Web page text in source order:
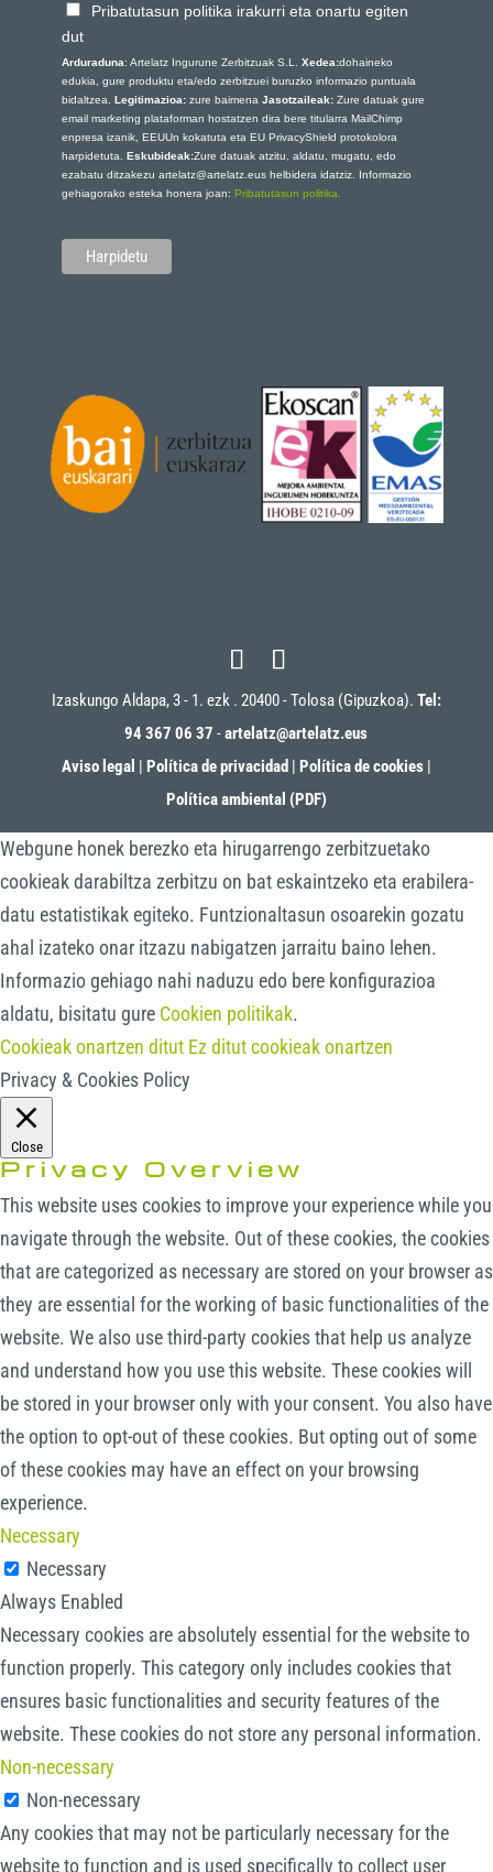
Pribatutasun politika irakurri eta onartu egiten
dut
Arduraduna: Artelatz Ingurune Zerbitzuak S.L. Xedea:dohaineko
edukia, gure produktu eta/edo zerbitzuei buruzko informazio puntuala
bidaltzea. Legitimazioa:zure baimena Jasotzaileak: Zure datuak gure
email marketing plataforman hostatzen dira bere titularra MailChimp
enpresa izanik, EEUUn kokatuta eta EU PrivacyShield protokolora
harpidetuta. Eskubideak:Zure datuak atzitu, aldatu, mugatu, edo
ezabatu ditzakezu artelatz@artelatz.eus helbidera idatziz. Informazio
gehiagorako esteka honera joan: Pribatutasun politika.
Izaskungo Aldapa, 3 - 1. ezk . 20400 - Tolosa (Gipuzkoa). Tel:
94 367 06 37 -artelatz@artelatz.eus
Aviso legal | Política de privacidad | Política de cookies|
Política ambiental (PDF)
Webgune honek berezko eta hirugarrengo zerbitzuetako
cookieak darabiltza zerbitzu on bat eskaintzeko eta erabilera-
datu estatistikak egiteko. Funtzionaltasun osoarekin gozatu
ahal izateko onar itzazu nabigatzen jarraitu baino lehen.
Informazio gehiago nahi naduzu edo bere konfigurazioa
aldatu, bisitatu gure Cookien politikak.
Cookieak onartzen ditut Ez ditut cookieak onartzen
Privacy & Cookies Policy
Close
Privacy Overview
This website uses cookies to improve your experience while you
navigate through the website. Out of these cookies, the cookies
that are categorized as necessary are stored on your browser as
they are essential for the working of basic functionalities of the
website. We also use third-party cookies that help us analyze
and understand how you use this website. These cookies will
be stored in your browser only with your consent. You also have
the option to opt-out of these cookies. But opting out of some
of these cookies may have an effect on your browsing
experience.
Necessary
Necessary
Always Enabled
Necessary cookies are absolutely essential for the website to
function properly. This category only includes cookies that
ensures basic functionalities and security features of the
website. These cookies do not store any personal information.
Non-necessary
Non-necessary
Any cookies that may not be particularly necessary for the
website to function and is used specifically to collect user